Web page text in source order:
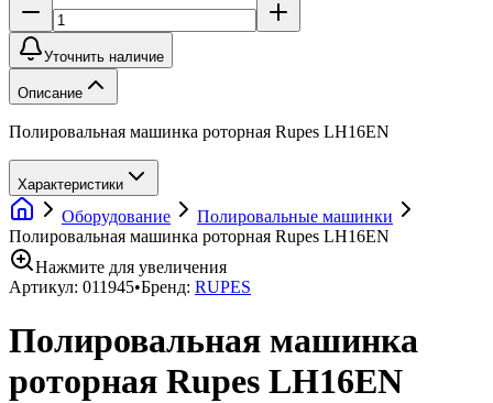
Уточнить наличие
Описание
Полировальная машинка роторная Rupes LH16EN
Характеристики
Оборудование
Полировальные машинки
Полировальная машинка роторная Rupes LH16EN
Нажмите для увеличения
Артикул: 011945•Бренд: RUPES
Полировальная машинка
роторная Rupes LH16EN